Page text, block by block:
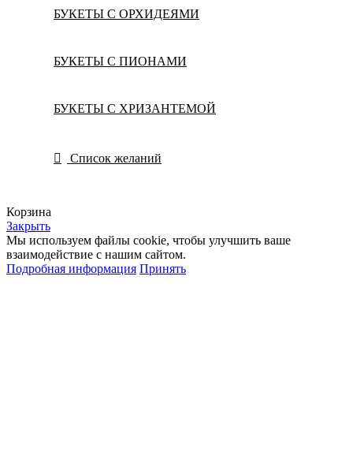
БУКЕТЫ С ОРХИДЕЯМИ
БУКЕТЫ С ПИОНАМИ
БУКЕТЫ С ХРИЗАНТЕМОЙ
Список желаний
Корзина
Закрыть
Мы используем файлы cookie, чтобы улучшить ваше
взаимодействие с нашим сайтом.
Подробная информация Принять